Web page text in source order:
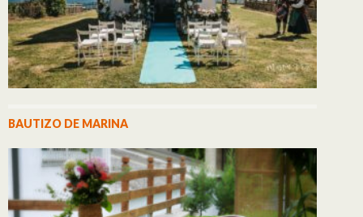
BAUTIZO DE MARINA